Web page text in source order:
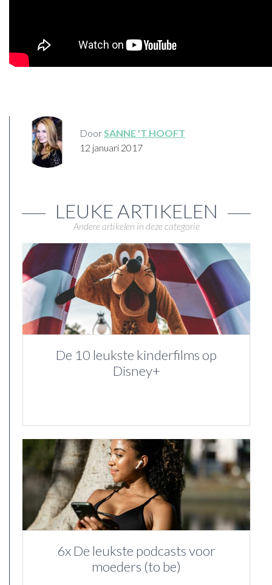
DoorSANNE 'T HOOFT
12 januari 2017
LEUKE ARTIKELEN
Andere artikelen in deze categorie
De 10 leukste kinderfilms op
Disney+
6x De leukste podcasts voor
moeders (to be)